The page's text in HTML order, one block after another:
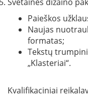
Paieškos
Naujas
formatas;
Tekstų
„Klasteriai“.
Kvalifikaciniai